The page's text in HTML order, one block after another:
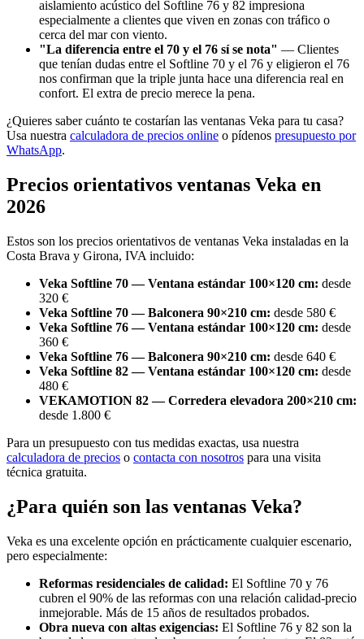
aislamiento acústico del Softline 76 y 82 impresiona
especialmente a clientes que viven en zonas con tráfico o
cerca del mar con viento.
"La diferencia entre el 70 y el 76 sí se nota" — Clientes
que tenían dudas entre el Softline 70 y el 76 y eligieron el 76
nos confirman que la triple junta hace una diferencia real en
confort. El extra de precio merece la pena.
¿Quieres saber cuánto te costarían las ventanas Veka para tu casa?
Usa nuestra calculadora de precios online o pídenos presupuesto por
WhatsApp.
Precios orientativos ventanas Veka en
2026
Estos son los precios orientativos de ventanas Veka instaladas en la
Costa Brava y Girona, IVA incluido:
Veka Softline 70 — Ventana estándar 100×120 cm: desde
320 €
Veka Softline 70 — Balconera 90×210 cm: desde 580 €
Veka Softline 76 — Ventana estándar 100×120 cm: desde
360 €
Veka Softline 76 — Balconera 90×210 cm: desde 640 €
Veka Softline 82 — Ventana estándar 100×120 cm: desde
480 €
VEKAMOTION 82 — Corredera elevadora 200×210 cm:
desde 1.800 €
Para un presupuesto con tus medidas exactas, usa nuestra
calculadora de precios o contacta con nosotros para una visita
técnica gratuita.
¿Para quién son las ventanas Veka?
Veka es una excelente opción en prácticamente cualquier escenario,
pero especialmente:
Reformas residenciales de calidad: El Softline 70 y 76
cubren el 90% de las reformas con una relación calidad-precio
inmejorable. Más de 15 años de resultados probados.
Obra nueva con altas exigencias: El Softline 76 y 82 son la